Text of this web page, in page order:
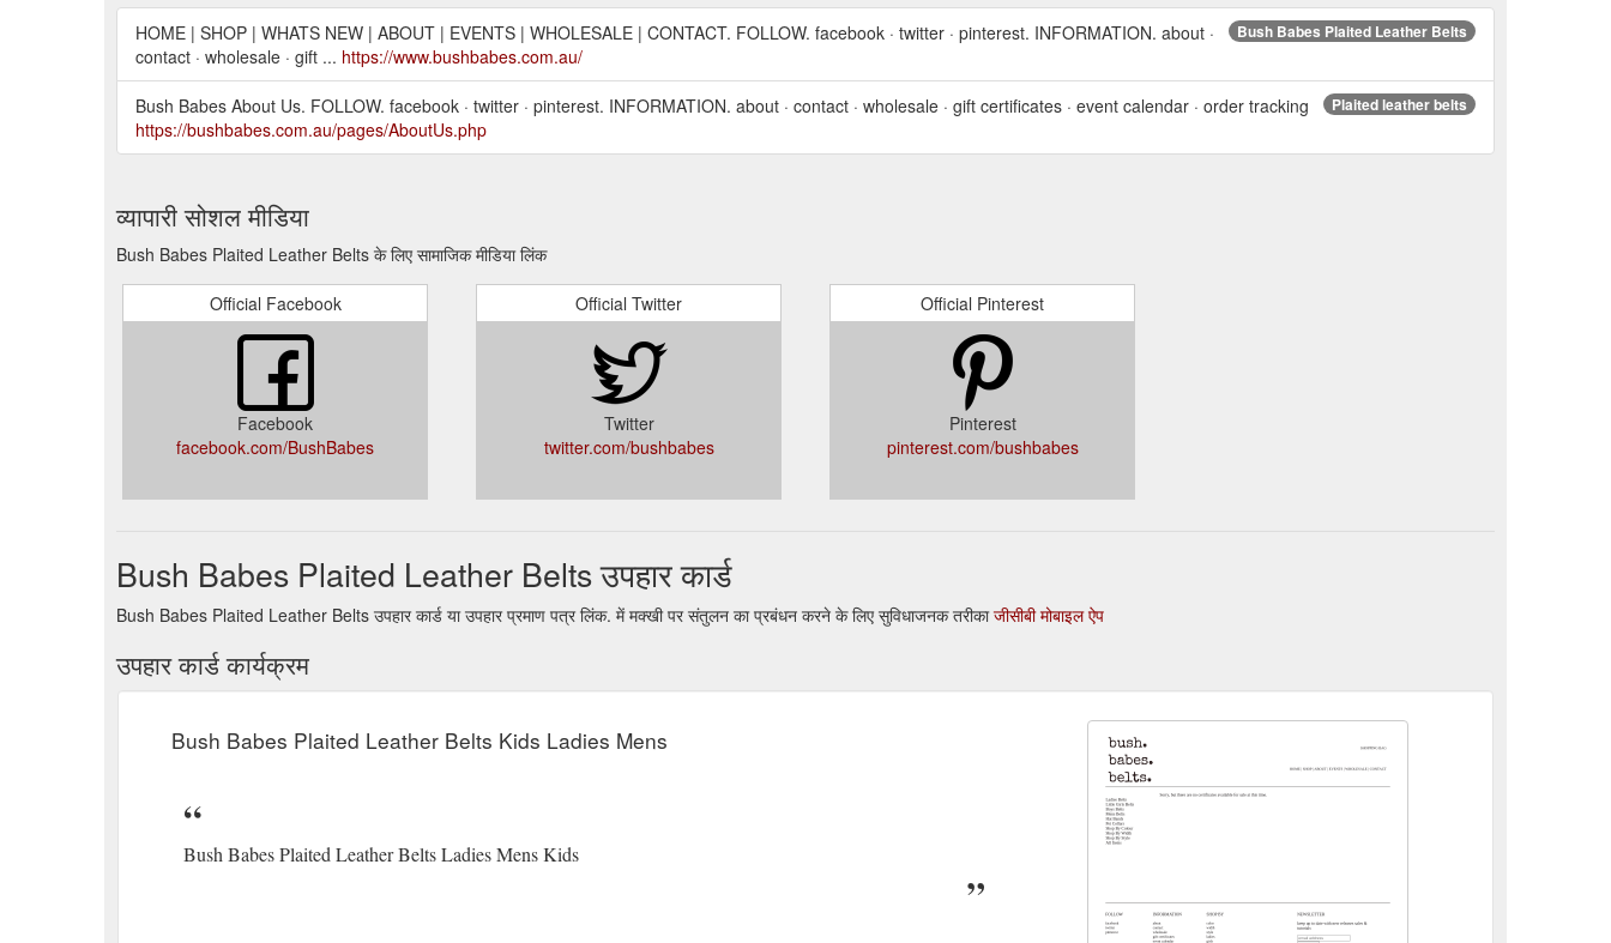
Bush Babes Plaited Leather Belts
HOME | SHOP | WHATS NEW | ABOUT | EVENTS | WHOLESALE | CONTACT. FOLLOW. facebook · twitter · pinterest. INFORMATION. about ·
contact · wholesale · gift ... https://www.bushbabes.com.au/
Plaited leather belts
Bush Babes About Us. FOLLOW. facebook · twitter · pinterest. INFORMATION. about · contact · wholesale · gift certificates · event calendar · order tracking
https://bushbabes.com.au/pages/AboutUs.php
व्यापारी सोशल मीडिया
Bush Babes Plaited Leather Belts के लिए सामाजिक मीडिया लिंक
Official Facebook
Facebook
facebook.com/BushBabes
Official Twitter
Twitter
twitter.com/bushbabes
Official Pinterest
Pinterest
pinterest.com/bushbabes
Bush Babes Plaited Leather Belts उपहार कार्ड
Bush Babes Plaited Leather Belts उपहार कार्ड या उपहार प्रमाण पत्र लिंक. में मक्खी पर संतुलन का प्रबंधन करने के लिए सुविधाजनक तरीकाजीसीबी मोबाइल ऐप
उपहार कार्ड कार्यक्रम
Bush Babes Plaited Leather Belts Kids Ladies Mens
Bush Babes Plaited Leather Belts Ladies Mens Kids